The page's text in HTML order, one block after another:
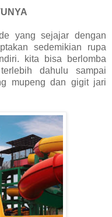
yang sejajar dengan
sedemikian rupa
kita bisa berlomba
dahulu sampai
mupeng dan gigit jari